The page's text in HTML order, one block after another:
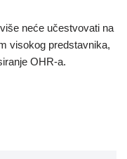
neće učestvovati na
visokog predstavnika,
OHR-a.